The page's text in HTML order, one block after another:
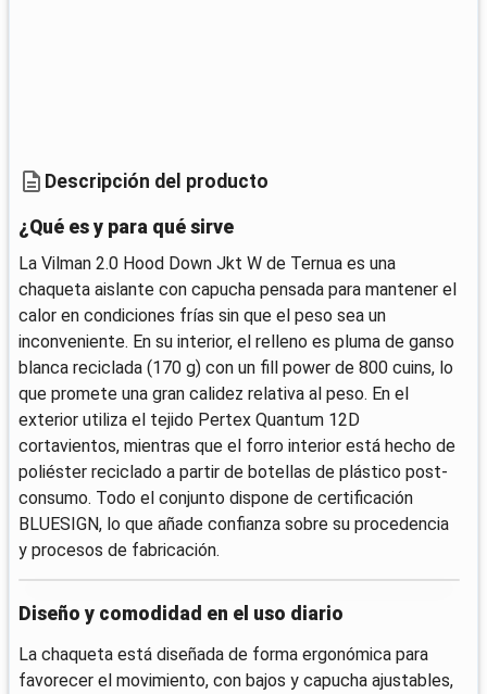
Descripción del producto
¿Qué es y para qué sirve
La Vilman 2.0 Hood Down Jkt W de Ternua es una
chaqueta aislante con capucha pensada para mantener el
calor en condiciones frías sin que el peso sea un
inconveniente. En su interior, el relleno es pluma de ganso
blanca reciclada (170 g) con un fill power de 800 cuins, lo
que promete una gran calidez relativa al peso. En el
exterior utiliza el tejido Pertex Quantum 12D
cortavientos, mientras que el forro interior está hecho de
poliéster reciclado a partir de botellas de plástico post-
consumo. Todo el conjunto dispone de certificación
BLUESIGN, lo que añade confianza sobre su procedencia
y procesos de fabricación.
Diseño y comodidad en el uso diario
La chaqueta está diseñada de forma ergonómica para
favorecer el movimiento, con bajos y capucha ajustables,